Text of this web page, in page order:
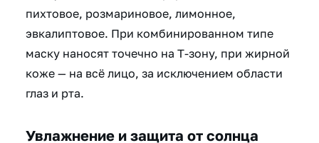
пихтовое, розмариновое, лимонное,
эвкалиптовое. При комбинированном типе
маску наносят точечно на Т-зону, при жирной
коже — на всё лицо, за исключением области
глаз и рта.
Увлажнение и защита от солнца